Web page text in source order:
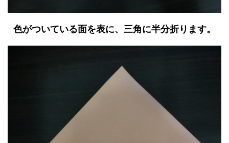
色がついている面を表に、三角に半分折ります。